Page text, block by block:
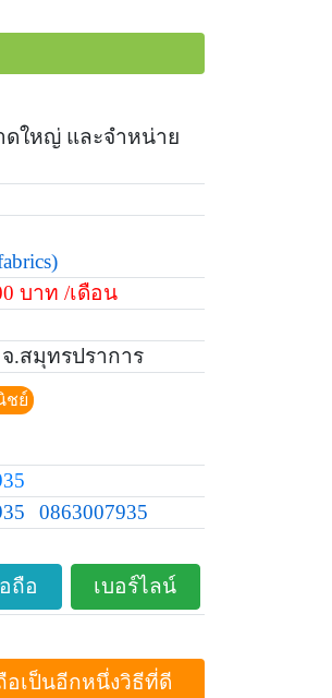
ดใหญ่ และจำหน่าย
บาท /เดือน
.สมุทรปราการ
ชย์
0863007935
ถือ เบอร์ไลน์
อเป็นอีกหนึ่งวิธีที่ดี